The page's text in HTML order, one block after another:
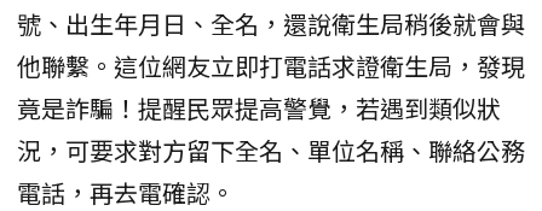
號、出生年月日、全名，還說衛生局稍後就會與
他聯繫。這位網友立即打電話求證衛生局，發現
竟是詐騙！提醒民眾提高警覺，若遇到類似狀
況，可要求對方留下全名、單位名稱、聯絡公務
電話，再去電確認。